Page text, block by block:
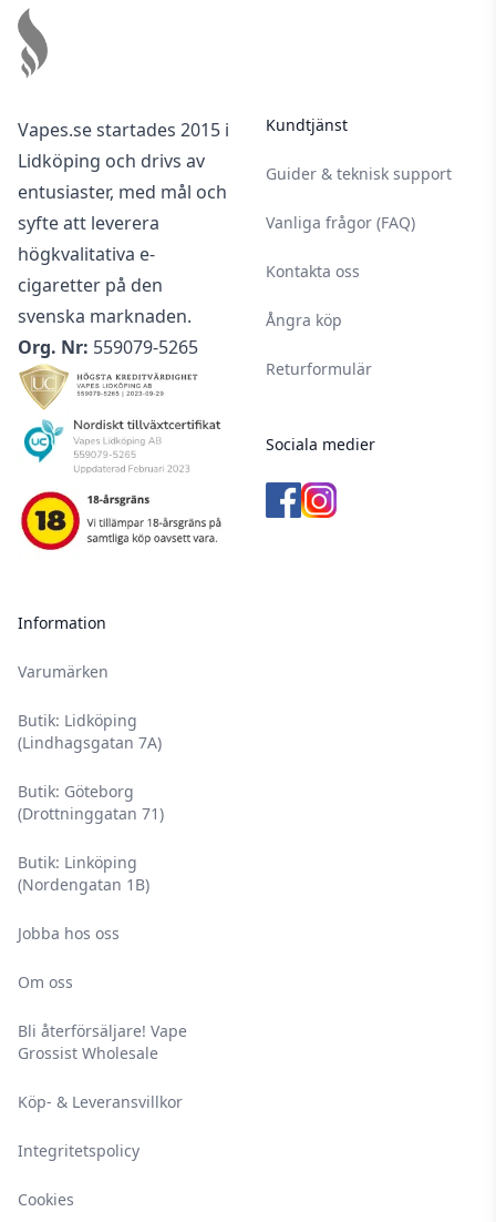
Vapes.se startades 2015 i
Lidköping och drivs av
entusiaster, med mål och
syfte att leverera
högkvalitativa e-
cigaretter på den
svenska marknaden.
Org. Nr: 559079-5265
Information
Varumärken
Butik: Lidköping
(Lindhagsgatan 7A)
Butik: Göteborg
(Drottninggatan 71)
Butik: Linköping
(Nordengatan 1B)
Jobba hos oss
Om oss
Bli återförsäljare! Vape
Grossist Wholesale
Köp- & Leveransvillkor
Integritetspolicy
Cookies
Kundtjänst
Guider & teknisk support
Vanliga frågor (FAQ)
Kontakta oss
Ångra köp
Returformulär
Sociala medier